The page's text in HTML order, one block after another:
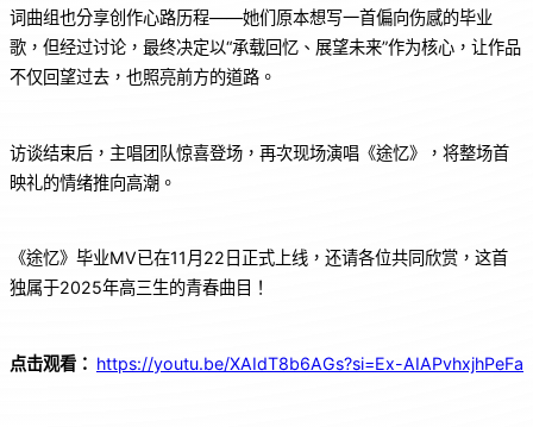
词曲组也分享创作心路历程——她们原本想写一首偏向伤感的毕业
歌，但经过讨论，最终决定以“承载回忆、展望未来”作为核心，让作品
不仅回望过去，也照亮前方的道路。
访谈结束后，主唱团队惊喜登场，再次现场演唱《途忆》，将整场首
映礼的情绪推向高潮。
《途忆》毕业MV已在11月22日正式上线，还请各位共同欣赏，这首
独属于2025年高三生的青春曲目！
点击观看： https://youtu.be/XAIdT8b6AGs?si=Ex-AIAPvhxjhPeFa